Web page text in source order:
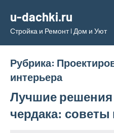
содержимому
u-dachki.ru
Стройка и Ремонт l Дом и Уют
Рубрика:
интерьера
Лучшие решения
чердака: